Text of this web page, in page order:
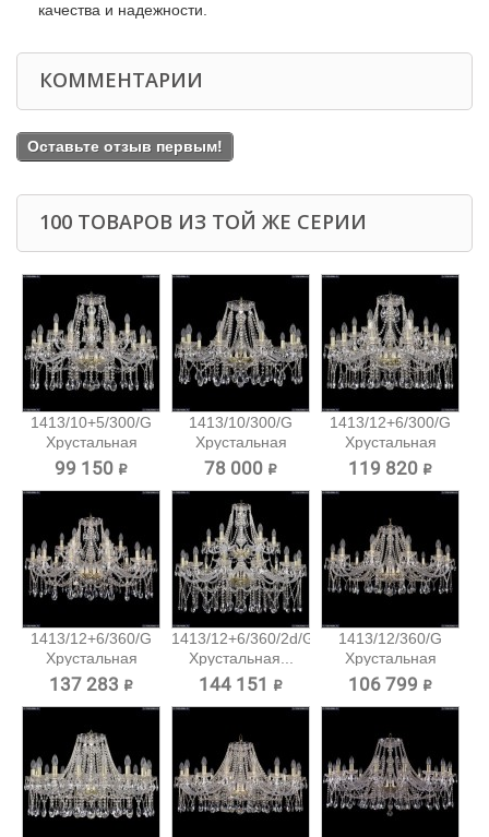
качества и надежности.
КОММЕНТАРИИ
Оставьте отзыв первым!
100 ТОВАРОВ ИЗ ТОЙ ЖЕ СЕРИИ
1413/10+5/300/G
Хрустальная
подвесная...
99 150 ₽
1413/10/300/G
Хрустальная
подвесная...
78 000 ₽
1413/12+6/300/G
Хрустальная
подвесная...
119 820 ₽
1413/12+6/360/G
Хрустальная
подвесная...
137 283 ₽
1413/12+6/360/2d/G
Хрустальная...
144 151 ₽
1413/12/360/G
Хрустальная
подвесная...
106 799 ₽